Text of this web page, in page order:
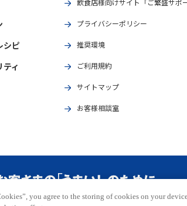
シピ
ィ
飲食店様向けサイト「ご繁盛サポ
プライバシーポリシー
推奨環境
ご利用規約
サイトマップ
お客様相談室
LTD. All rights reserved.
you agree to the storing of cookies on your